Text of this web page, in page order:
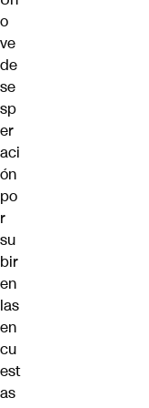
o
ve
de
se
sp
er
aci
ón
po
r
su
bir
en
las
en
cu
est
as